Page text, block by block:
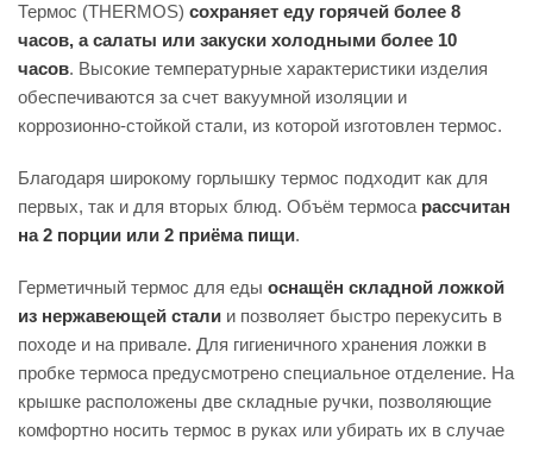
Термос (THERMOS) сохраняет еду горячей более 8
часов, а салаты или закуски холодными более 10
часов. Высокие температурные характеристики изделия
обеспечиваются за счет вакуумной изоляции и
коррозионно-стойкой стали, из которой изготовлен термос.
Благодаря широкому горлышку термос подходит как для
первых, так и для вторых блюд. Объём термоса рассчитан
на 2 порции или 2 приёма пищи.
Герметичный термос для еды оснащён складной ложкой
из нержавеющей стали и позволяет быстро перекусить в
походе и на привале. Для гигиеничного хранения ложки в
пробке термоса предусмотрено специальное отделение. На
крышке расположены две складные ручки, позволяющие
комфортно носить термос в руках или убирать их в случае